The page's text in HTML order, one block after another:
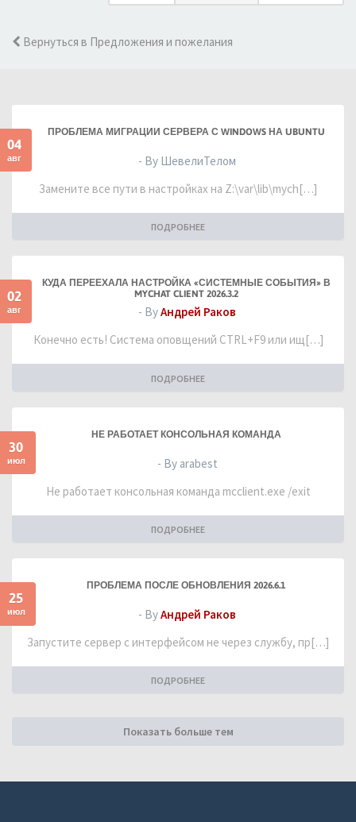
Вернуться в Предложения и пожелания
04
авг
ПРОБЛЕМА МИГРАЦИИ СЕРВЕРА С WINDOWS НА UBUNTU
- By ШевелиТелом
Замените все пути в настройках на Z:\var\lib\mych[…]
ПОДРОБНЕЕ
02
авг
КУДА ПЕРЕЕХАЛА НАСТРОЙКА «СИСТЕМНЫЕ СОБЫТИЯ» В
MYCHAT CLIENT 2026.3.2
- ByАндрей Раков
Конечно есть! Система оповщений CTRL+F9 или ищ[…]
ПОДРОБНЕЕ
30
июл
НЕ РАБОТАЕТ КОНСОЛЬНАЯ КОМАНДА
- By arabest
Не работает консольная команда mcclient.exe /exit
ПОДРОБНЕЕ
25
июл
ПРОБЛЕМА ПОСЛЕ ОБНОВЛЕНИЯ 2026.6.1
- ByАндрей Раков
Запустите сервер с интерфейсом не через службу, пр[…]
ПОДРОБНЕЕ
Показать больше тем